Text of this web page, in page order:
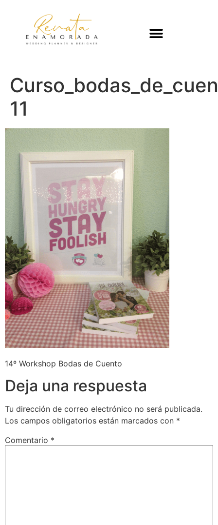
11
14º Workshop Bodas de Cuento
Deja una respuesta
Tu dirección de correo electrónico no será publicada.
Los campos obligatorios están marcados con *
Comentario *